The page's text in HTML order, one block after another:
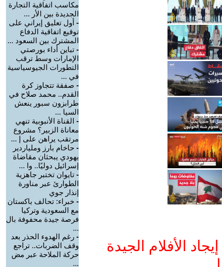
الأفلام الجيدة
مكاسب اتفاقية التجارة
الجديدة بين الأر ...
- أول تعليق إيراني على
توقيع اتفاقية الدفاع
المشترك بين السعود ...
- تباين أداء بورصتي
الإمارات وسط ترقب
التطورات الجيوسياسية
في ...
- صفقة تتجاوز كرة
القدم.. محمد صلاح في
طرابزون سبور ينعش
السيا ...
- القناة الأنبوبية تنهي
معاناة الزبير؟ مشروع
مرتقب يراهن على إ ...
- حاخام بارز وملياردير
يهودي يبحثان مقاضاة
إسرائيل دوليًا.. وا ...
- تايوان تختبر جاهزية
الطوارئ عبر مناورة
إنذار جوي
- خبراء: تحالف باكستان
مع السعودية وتركيا
فرصة جيدة محفوفة بال
...
- رغم الهدوء الحذر بعد
وقف الضربات.. تراجع
حركة الملاحة عبر مض
...